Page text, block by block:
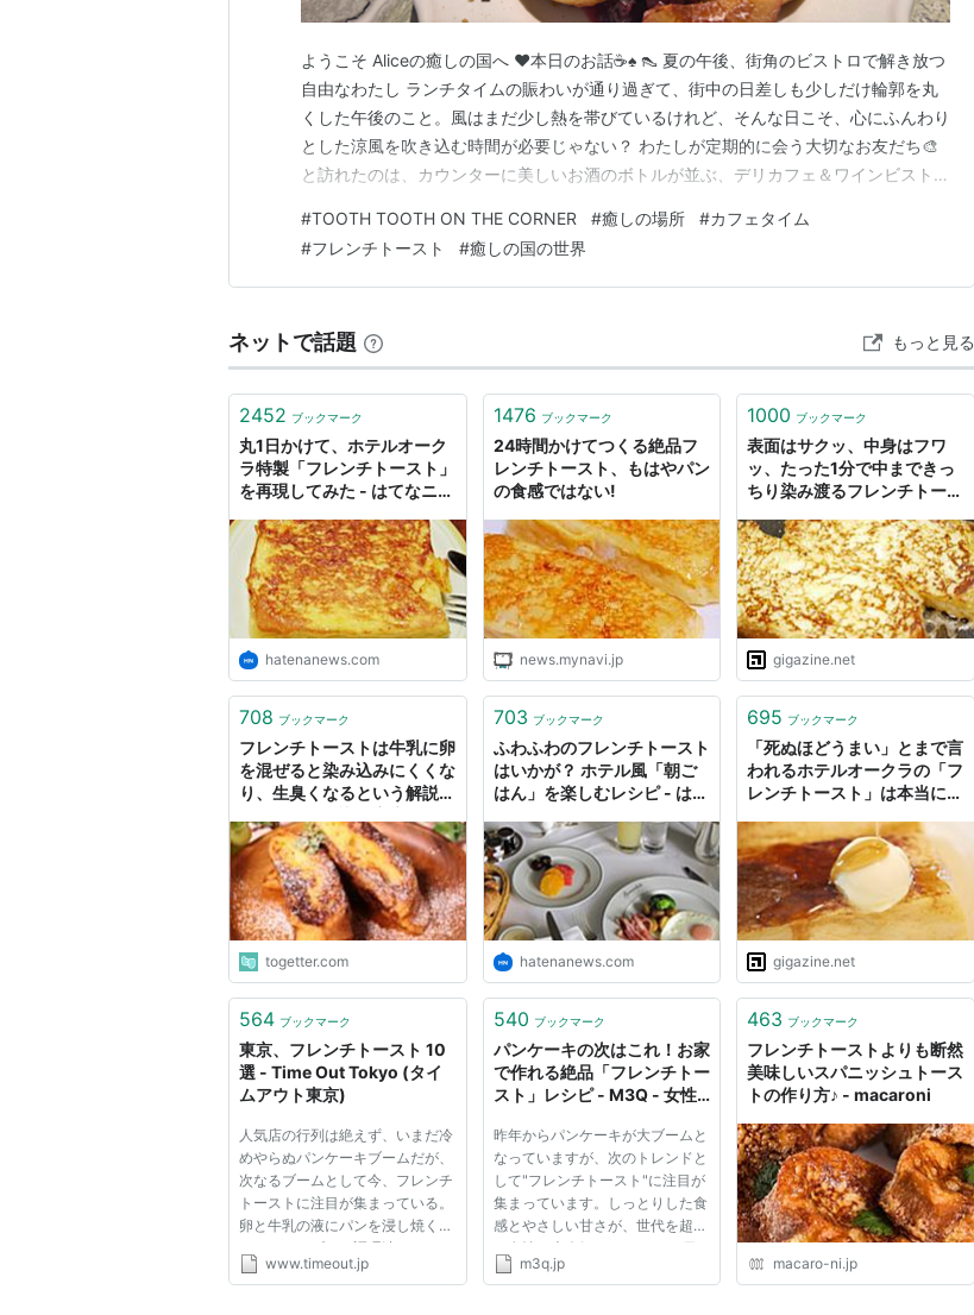
ようこそ Aliceの癒しの国へ ❤本日のお話☕♠ 👠 夏の午後、街角のビストロで解き放つ
自由なわたし ランチタイムの賑わいが通り過ぎて、街中の日差しも少しだけ輪郭を丸
くした午後のこと。風はまだ少し熱を帯びているけれど、そんな日こそ、心にふんわり
とした涼風を吹き込む時間が必要じゃない？ わたしが定期的に会う大切なお友だち🎨
と訪れたのは、カウンターに美しいお酒のボトルが並ぶ、デリカフェ＆ワインビストロ
ランチを過ごしてから、すっかりわたしの気まぐれな心を奪ってしまった、お気に入り
の場所よ。「ワインビ…
#TOOTH TOOTH ON THE CORNER #癒しの場所 #カフェタイム
#フレンチトースト #癒しの国の世界
ネットで話題 もっと見る
2452 ブックマーク
丸1日かけて、ホテルオーク
ラ特製「フレンチトースト」
を再現してみた - はてなニュ
hatenanews.com
1476 ブックマーク
24時間かけてつくる絶品フ
レンチトースト、もはやパン
の食感ではない!
news.mynavi.jp
1000 ブックマーク
表面はサクッ、中身はフワ
ッ、たった1分で中まできっ
ちり染み渡るフレンチトース
gigazine.net
708 ブックマーク
フレンチトーストは牛乳に卵
を混ぜると染み込みにくくな
り、生臭くなるという解説に
びたかった...！」
togetter.com
703 ブックマーク
ふわふわのフレンチトースト
はいかが？ ホテル風「朝ご
はん」を楽しむレシピ - はて
hatenanews.com
695 ブックマーク
「死ぬほどうまい」とまで言
われるホテルオークラの「フ
レンチトースト」は本当に圧
gigazine.net
564 ブックマーク
東京、フレンチトースト 10
選 - Time Out Tokyo (タイ
ムアウト東京)
人気店の行列は絶えず、いまだ冷
めやらぬパンケーキブームだが、
次なるブームとして今、フレンチ
トーストに注目が集まっている。
卵と牛乳の液にパンを浸し焼く、
というシンプルな調理法だが、シ
ンプルなだけに奥が深く、店ごと
www.timeout.jp
540 ブックマーク
パンケーキの次はこれ！お家
で作れる絶品「フレンチトー
スト」レシピ - M3Q - 女性
ィア
昨年からパンケーキが大ブームと
なっていますが、次のトレンドと
して"フレンチトースト"に注目が
集まっています。しっとりした食
感とやさしい甘さが、世代を超え
て女性に大人気です。 そんな日
本人にもおなじみのフレンチトー
m3q.jp
463 ブックマーク
フレンチトーストよりも断然
美味しいスパニッシュトース
トの作り方♪ - macaroni
macaro-ni.jp